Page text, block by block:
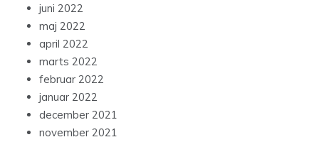
juni 2022
maj 2022
april 2022
marts 2022
februar 2022
januar 2022
december 2021
november 2021